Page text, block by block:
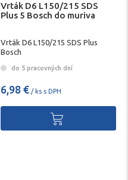
Vrták D6 L150/215 SDS
Plus 5 Bosch do muriva
Vrták D6 L150/215 SDS Plus
Bosch
do 5 pracovných dní
6,98 € / ks s DPH